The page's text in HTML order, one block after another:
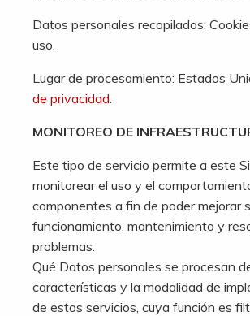
Datos personales recopilados:
uso.
Lugar de procesamiento: Estados
de privacidad.
MONITOREO DE
Este tipo de servicio permite a este
monitorear el uso y el
componentes a fin de poder mejorar
funcionamiento, mantenimiento y
problemas.
Qué Datos personales se procesan
características y la modalidad de
de estos servicios, cuya función es